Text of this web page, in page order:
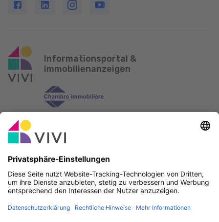
Informationsportal &
Immobilienanzeigen